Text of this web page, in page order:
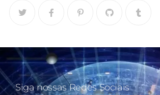
Siga nossas Redes Sociais